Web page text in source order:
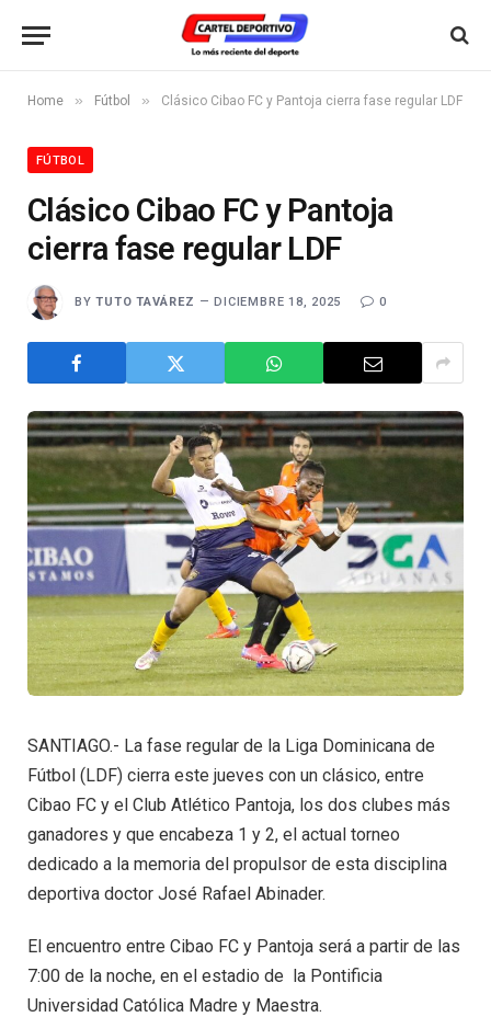
Home » Fútbol » Clásico Cibao FC y Pantoja cierra fase regular LDF
FÚTBOL
Clásico Cibao FC y Pantoja
cierra fase regular LDF
BY TUTO TAVÁREZ DICIEMBRE 18, 2025 0
SANTIAGO.- La fase regular de la Liga Dominicana de
Fútbol (LDF) cierra este jueves con un clásico, entre
Cibao FC y el Club Atlético Pantoja, los dos clubes más
ganadores y que encabeza 1 y 2, el actual torneo
dedicado a la memoria del propulsor de esta disciplina
deportiva doctor José Rafael Abinader.
El encuentro entre Cibao FC y Pantoja será a partir de las
7:00 de la noche, en el estadio de la Pontificia
Universidad Católica Madre y Maestra.